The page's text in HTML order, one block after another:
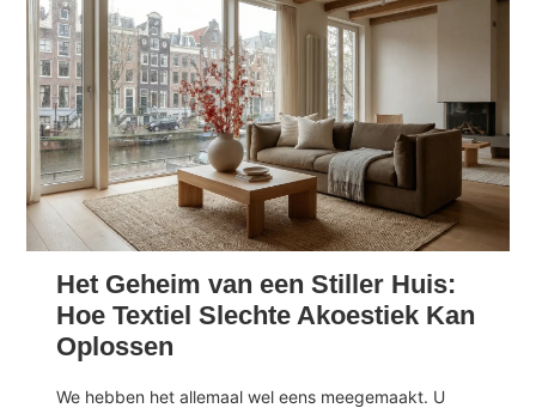
Het Geheim van een Stiller Huis:
Hoe Textiel Slechte Akoestiek Kan
Oplossen
We hebben het allemaal wel eens meegemaakt. U